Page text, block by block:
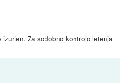
Za sodobno kontrolo letenja